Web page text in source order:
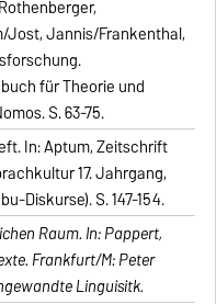
Jost, Jannis/Frankenthal,
für Theorie und
S. 63-75.
In: Aptum, Zeitschrift
17. Jahrgang,
Diskurse). S. 147-154.
Raum. In: Pappert,
Frankfurt/M: Peter
Linguisitk.